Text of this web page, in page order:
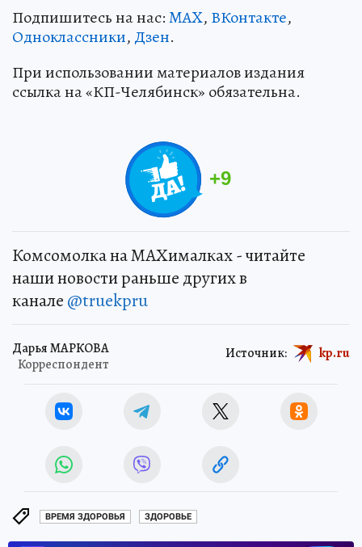
Подпишитесь на нас:MAX, ВКонтакте,
Одноклассники, Дзен.
При использовании материалов издания
ссылка на «КП-Челябинск» обязательна.
+9
Комсомолка на MAXималках - читайте
наши новости раньше других в
канале @truekpru
Дарья МАРКОВА
Корреспондент
Источник: kp.ru
ВРЕМЯ ЗДОРОВЬЯ ЗДОРОВЬЕ